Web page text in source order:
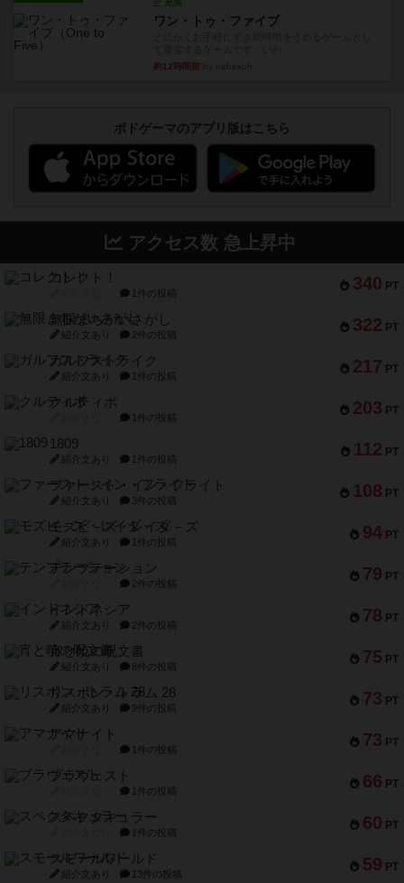
ワン・トゥ・ファイブ
約12時間前
ボドゲーマのアプリ版はこちら
アクセス数 急上昇中
340 PT
コレクト！
1件の投稿
322 PT
無限まちがいさがし
紹介文あり 2件の投稿
217 PT
ガルフストライク
紹介文あり 1件の投稿
203 PT
クルティボ
1件の投稿
112 PT
1809
紹介文あり 1件の投稿
108 PT
ファースト・イン・フライト
紹介文あり 3件の投稿
94 PT
モズビ－ズ・レイダ－ズ
紹介文あり 1件の投稿
79 PT
テンプテーション
2件の投稿
78 PT
インドネシア
紹介文あり 2件の投稿
75 PT
宵と暁の呪文書
紹介文あり 8件の投稿
73 PT
リスボン・トラム 28
紹介文あり 9件の投稿
73 PT
アマナイト
1件の投稿
66 PT
ブラヴェスト
1件の投稿
60 PT
スペクタキュラー
1件の投稿
59 PT
スモールワールド
紹介文あり 13件の投稿